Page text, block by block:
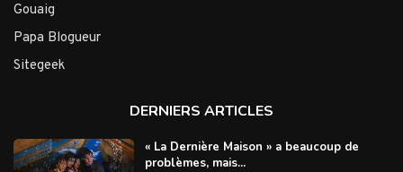
Gouaig
Papa Blogueur
Sitegeek
DERNIERS ARTICLES
« La Dernière Maison » a beaucoup de
problèmes, mais...